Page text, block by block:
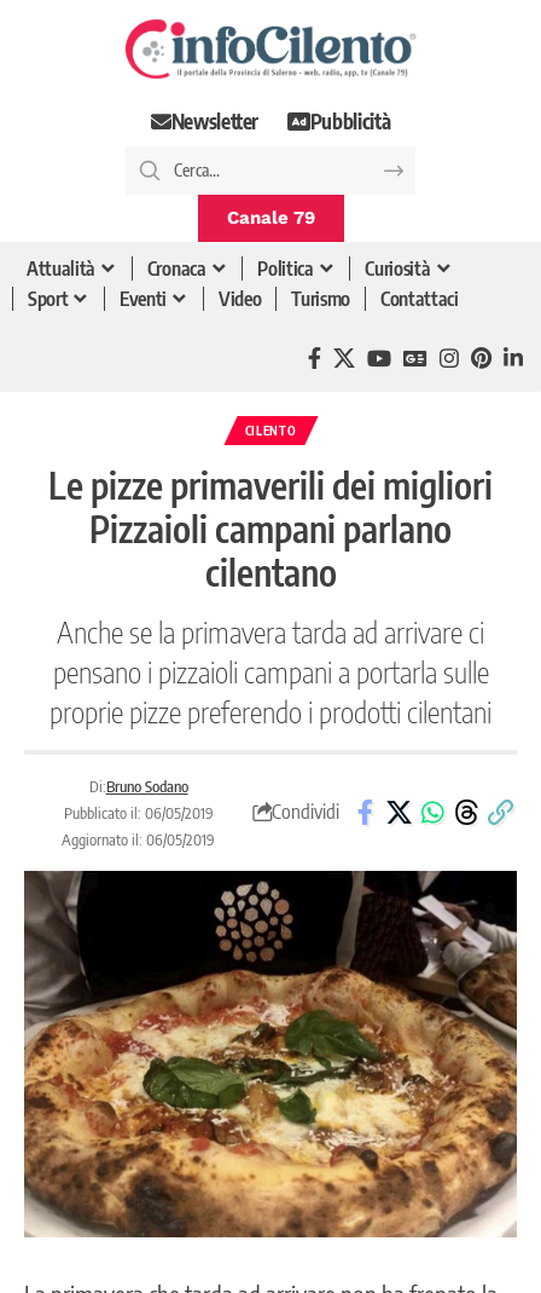
Newsletter Pubblicità
Canale 79
Attualità Cronaca Politica
Curiosità
Sport
Eventi Video Turismo Contattaci
CILENTO
Le pizze primaverili dei migliori
Pizzaioli campani parlano
cilentano
Anche se la primavera tarda ad arrivare ci
pensano i pizzaioli campani a portarla sulle
proprie pizze preferendo i prodotti cilentani
Di:Bruno Sodano
Pubblicato il: 06/05/2019
Aggiornato il: 06/05/2019
Condividi